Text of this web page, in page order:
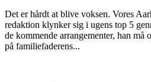
Det er hårdt at blive voksen. Vores
redaktion klynker sig i ugens top 5
de kommende arrangementer, han må
på familiefaderens...